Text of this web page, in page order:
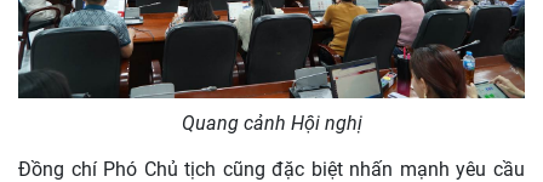
Quang cảnh Hội nghị
Đồng chí Phó Chủ tịch cũng đặc biệt nhấn mạnh yêu cầu